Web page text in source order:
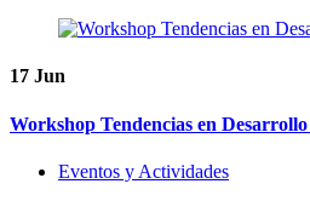
17 Jun
Workshop Tendencias en Desarrollo
Eventos y Actividades